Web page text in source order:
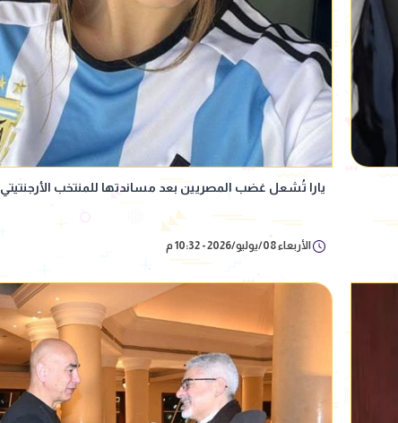
يارا تُشعل غضب المصريين بعد مساندتها للمنتخب الأرجنتيتي
الأربعاء 08/يوليو/2026 - 10:32 م